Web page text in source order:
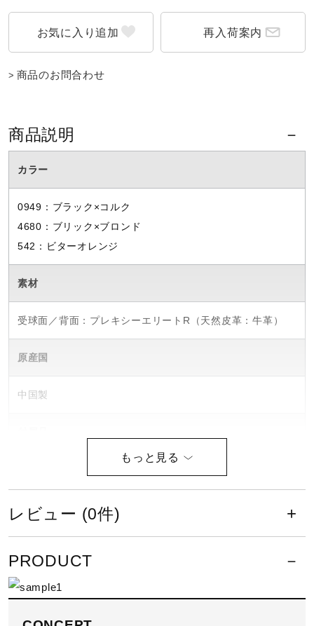
再入荷案内
商品のお問合わせ
商品説明
カラー
0949：ブラック×コルク
4680：ブリック×ブロンド
542：ビターオレンジ
素材
受球面／背面：プレキシーエリートR（天然皮革：牛革）
原産国
中国製
ポジション
型説明
レビュー (0件)
PRODUCT